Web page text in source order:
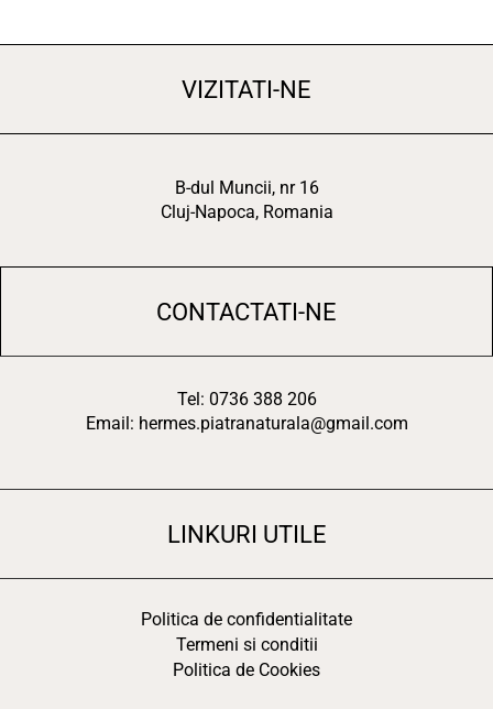
VIZITATI-NE
B-dul Muncii, nr 16
Cluj-Napoca, Romania
CONTACTATI-NE
Tel: 0736 388 206
Email: hermes.piatranaturala@gmail.com
LINKURI UTILE
Politica de confidentialitate
Termeni si conditii
Politica de Cookies